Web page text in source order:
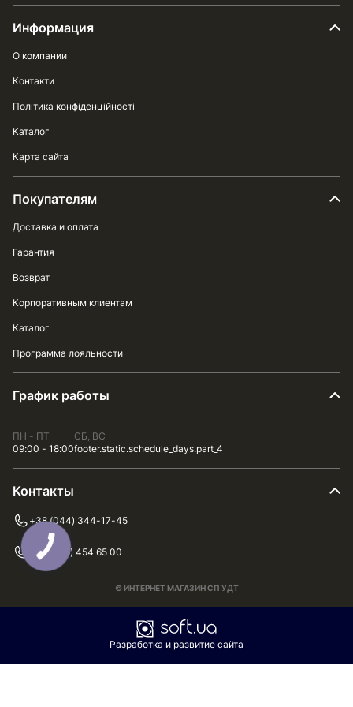
Информация
О компании
Контакти
Політика конфіденційності
Каталог
Карта сайта
Покупателям
Доставка и оплата
Гарантия
Возврат
Корпоративным клиентам
Каталог
Программа лояльности
График работы
ПН - ПТ
09:00 - 18:00
СБ, ВС
footer.static.schedule_days.part_4
Контакты
+38 (044) 344-17-45
+38 (075) 454 65 00
© ИНТЕРНЕТ МАГАЗИН СП УДТ
Разработка и развитие сайта